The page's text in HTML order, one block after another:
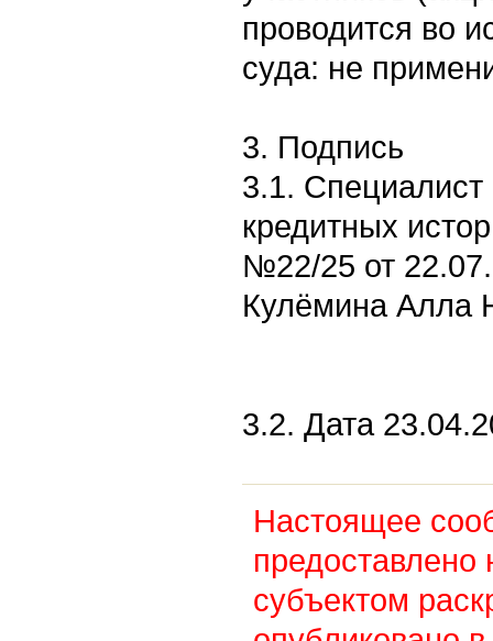
проводится во
суда: не
3. Подпись
3.1.
кредитных
№22/25 от
Кулёмина Алла
3.2. Дата
Настоящее
предоставлено
субъектом